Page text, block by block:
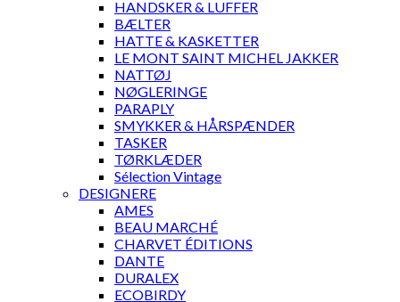
HANDSKER & LUFFER
BÆLTER
HATTE & KASKETTER
LE MONT SAINT MICHEL JAKKER
NATTØJ
NØGLERINGE
PARAPLY
SMYKKER & HÅRSPÆNDER
TASKER
TØRKLÆDER
Sélection Vintage
DESIGNERE
AMES
BEAU MARCHÉ
CHARVET ÉDITIONS
DANTE
DURALEX
ECOBIRDY